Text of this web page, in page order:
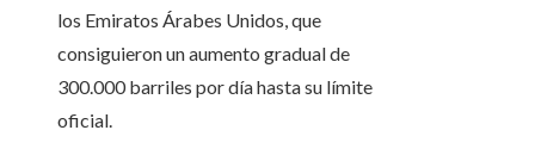
los Emiratos Árabes Unidos, que
consiguieron un aumento gradual de
300.000 barriles por día hasta su límite
oficial.